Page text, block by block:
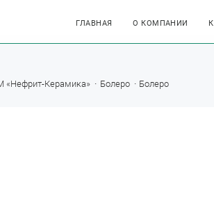
ГЛАВНАЯ О КОМПАНИИ
«Нефрит-Керамика» Болеро Болеро